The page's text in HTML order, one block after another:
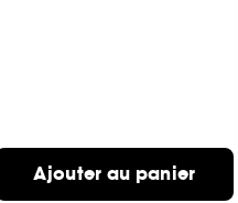
Ajouter au panier